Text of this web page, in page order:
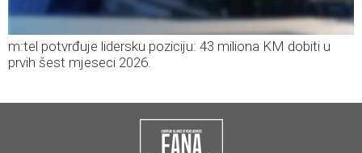
m:tel potvrđuje lidersku poziciju: 43 miliona KM dobiti u
prvih šest mjeseci 2026.